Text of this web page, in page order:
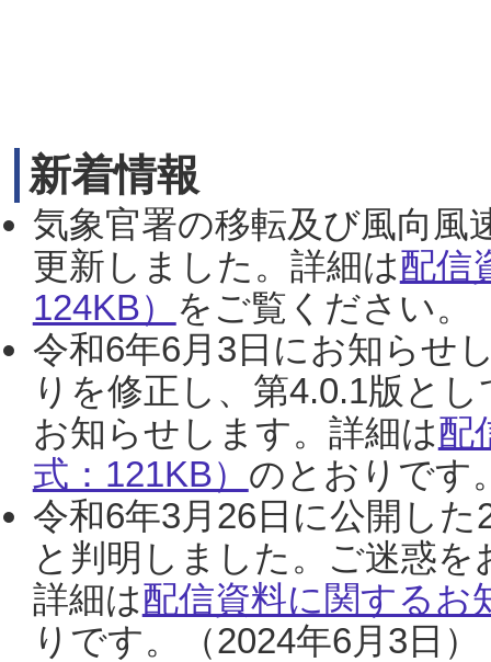
新着情報
気象官署の移転及び風向風
更新しました。詳細は配信
124KB） をご覧ください。
令和6年6月3日にお知らせ
りを修正し、第4.0.1版と
お知らせします。詳細は配
式：121KB） のとおりです
令和6年3月26日に公開し
と判明しました。ご迷惑
詳細は配信資料に関するお
りです。（2024年6月3日）